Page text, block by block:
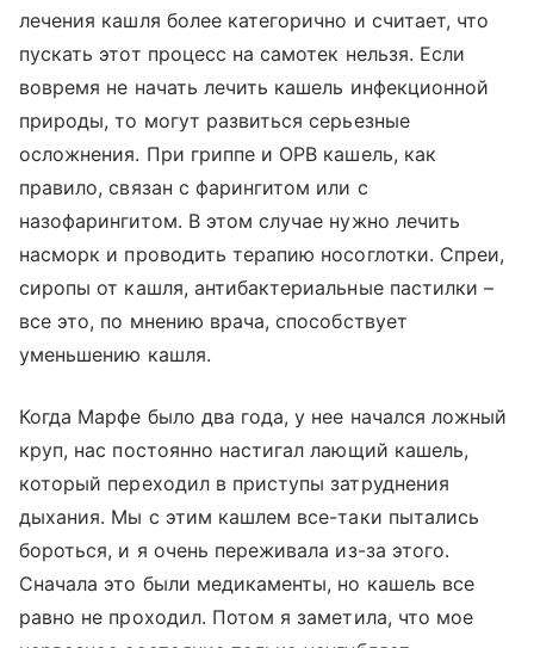
лечения кашля более категорично и считает, что
пускать этот процесс на самотек нельзя. Если
вовремя не начать лечить кашель инфекционной
природы, то могут развиться серьезные
осложнения. При гриппе и ОРВ кашель, как
правило, связан с фарингитом или с
назофарингитом. В этом случае нужно лечить
насморк и проводить терапию носоглотки. Спреи,
сиропы от кашля, антибактериальные пастилки –
все это, по мнению врача, способствует
уменьшению кашля.
Когда Марфе было два года, у нее начался ложный
круп, нас постоянно настигал лающий кашель,
который переходил в приступы затруднения
дыхания. Мы с этим кашлем все-таки пытались
бороться, и я очень переживала из-за этого.
Сначала это были медикаменты, но кашель все
равно не проходил. Потом я заметила, что мое